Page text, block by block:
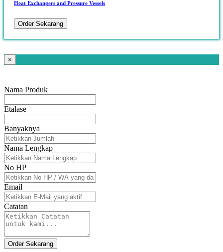
Heat Exchangers and Pressure Vessels
Order Sekarang
×
Nama Produk
Etalase
Banyaknya
Nama Lengkap
No HP
Email
Catatan
Order Sekarang